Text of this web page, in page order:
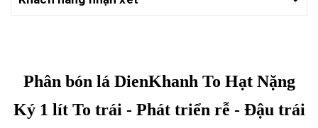
Phân bón lá DienKhanh To Hạt Nặng
Ký 1 lít To trái - Phát triển rễ - Đậu trái